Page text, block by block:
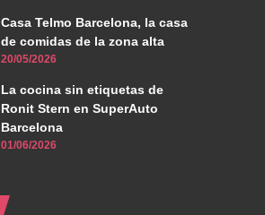
Casa Telmo Barcelona, la casa
de comidas de la zona alta
20/05/2026
La cocina sin etiquetas de
Ronit Stern en SuperAuto
Barcelona
01/06/2026